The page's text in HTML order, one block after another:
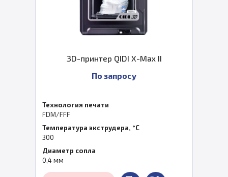
3D-принтер QIDI X-Max II
По запросу
Технология печати
FDM/FFF
Температура экструдера, °C
300
Диаметр сопла
0,4 мм